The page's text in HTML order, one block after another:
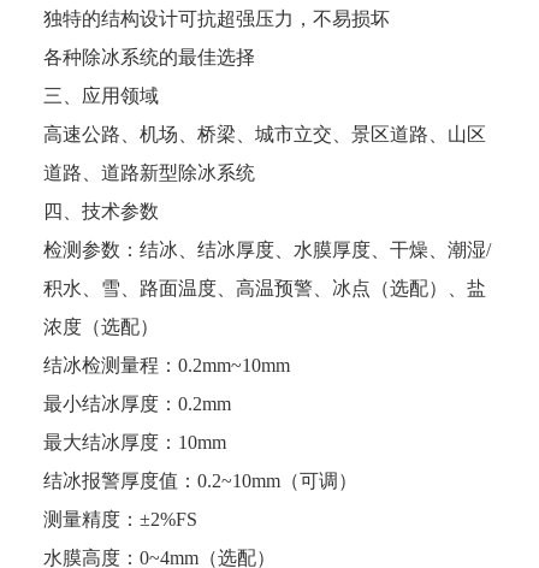
独特的结构设计可抗超强压力，不易损坏
各种除冰系统的最佳选择
三、应用领域
高速公路、机场、桥梁、城市立交、景区道路、山区
道路、道路新型除冰系统
四、技术参数
检测参数：结冰、结冰厚度、水膜厚度、干燥、潮湿/
积水、雪、路面温度、高温预警、冰点（选配）、盐
浓度（选配）
结冰检测量程：0.2mm~10mm
最小结冰厚度：0.2mm
最大结冰厚度：10mm
结冰报警厚度值：0.2~10mm（可调）
测量精度：±2%FS
水膜高度：0~4mm（选配）